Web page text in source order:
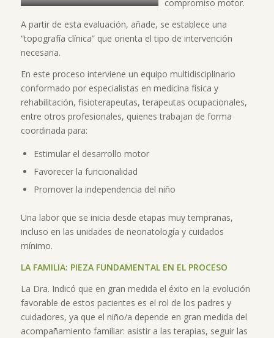
compromiso motor.
A partir de esta evaluación, añade, se establece una
“topografía clínica” que orienta el tipo de intervención
necesaria.
En este proceso interviene un equipo multidisciplinario
conformado por especialistas en medicina física y
rehabilitación, fisioterapeutas, terapeutas ocupacionales,
entre otros profesionales, quienes trabajan de forma
coordinada para:
Estimular el desarrollo motor
Favorecer la funcionalidad
Promover la independencia del niño
Una labor que se inicia desde etapas muy tempranas,
incluso en las unidades de neonatología y cuidados
mínimo.
LA FAMILIA: PIEZA FUNDAMENTAL EN EL PROCESO
La Dra. Indicó que en gran medida el éxito en la evolución
favorable de estos pacientes es el rol de los padres y
cuidadores, ya que el niño/a depende en gran medida del
acompañamiento familiar: asistir a las terapias, seguir las